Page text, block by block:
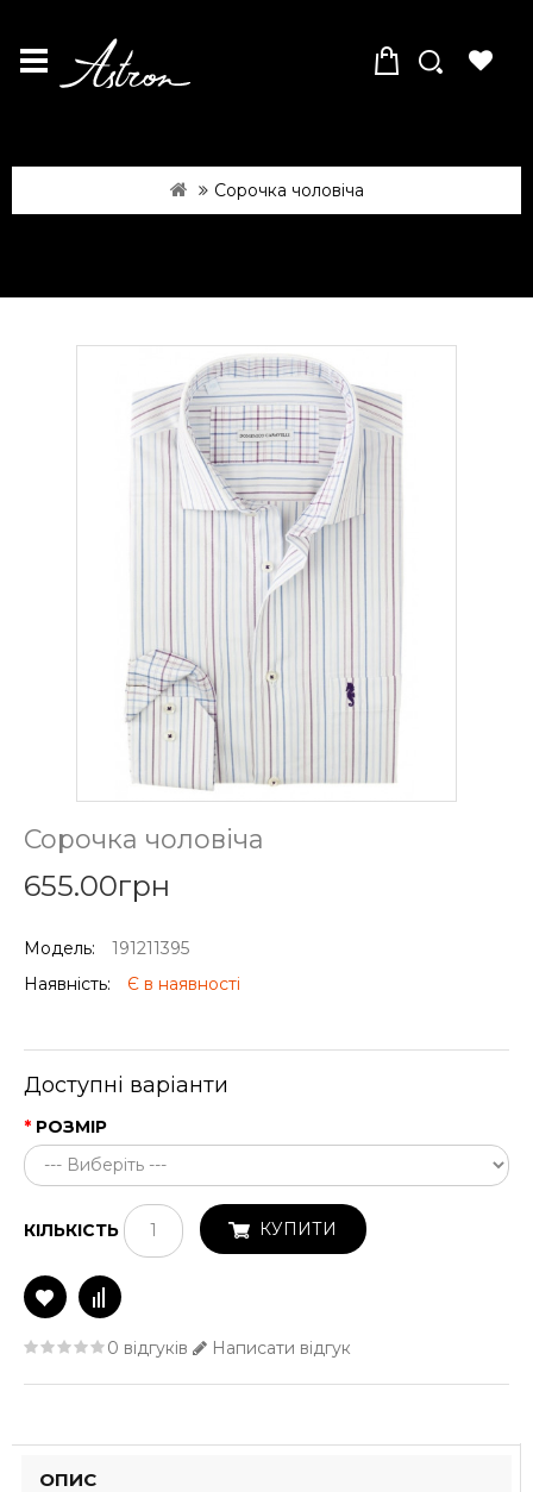
Сорочка чоловіча
Сорочка чоловіча
655.00грн
Модель:
191211395
Наявність:
Є в наявності
Доступні варіанти
РОЗМІР
КІЛЬКІСТЬ КУПИТИ
0 відгуків Написати відгук
ОПИС